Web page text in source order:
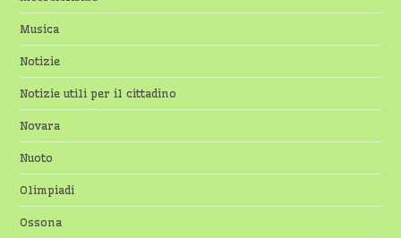
Musica
Notizie
Notizie utili per il cittadino
Novara
Nuoto
Olimpiadi
Ossona